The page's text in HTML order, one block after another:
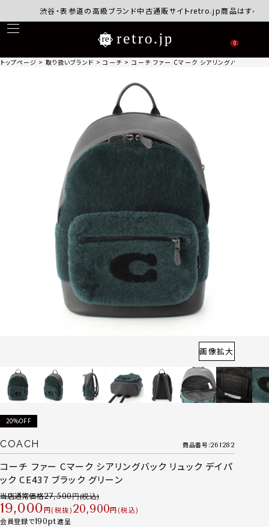
渋谷・表参道の高級ブランド中古通販サイトretro.jp商品はすべて正規
0
トップページ 取り扱いブランド コーチ コーチ ファー Cマーク シアリングバック リュ
画像拡大
20%OFF
COACH 商品番号 261282
コーチ ファー Cマーク シアリングバック リュック デイパ
ック CE437 ブラック グリーン
当店通常価格27,500
19,000 税抜 20,900
税込
会員登録で190 進呈